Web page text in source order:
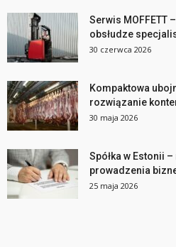
Serwis MOFFETT
obsłudze
30 czerwca 2026
Kompaktowa
rozwiązanie
30 maja 2026
Spółka w Estonii
prowadzenia
25 maja 2026